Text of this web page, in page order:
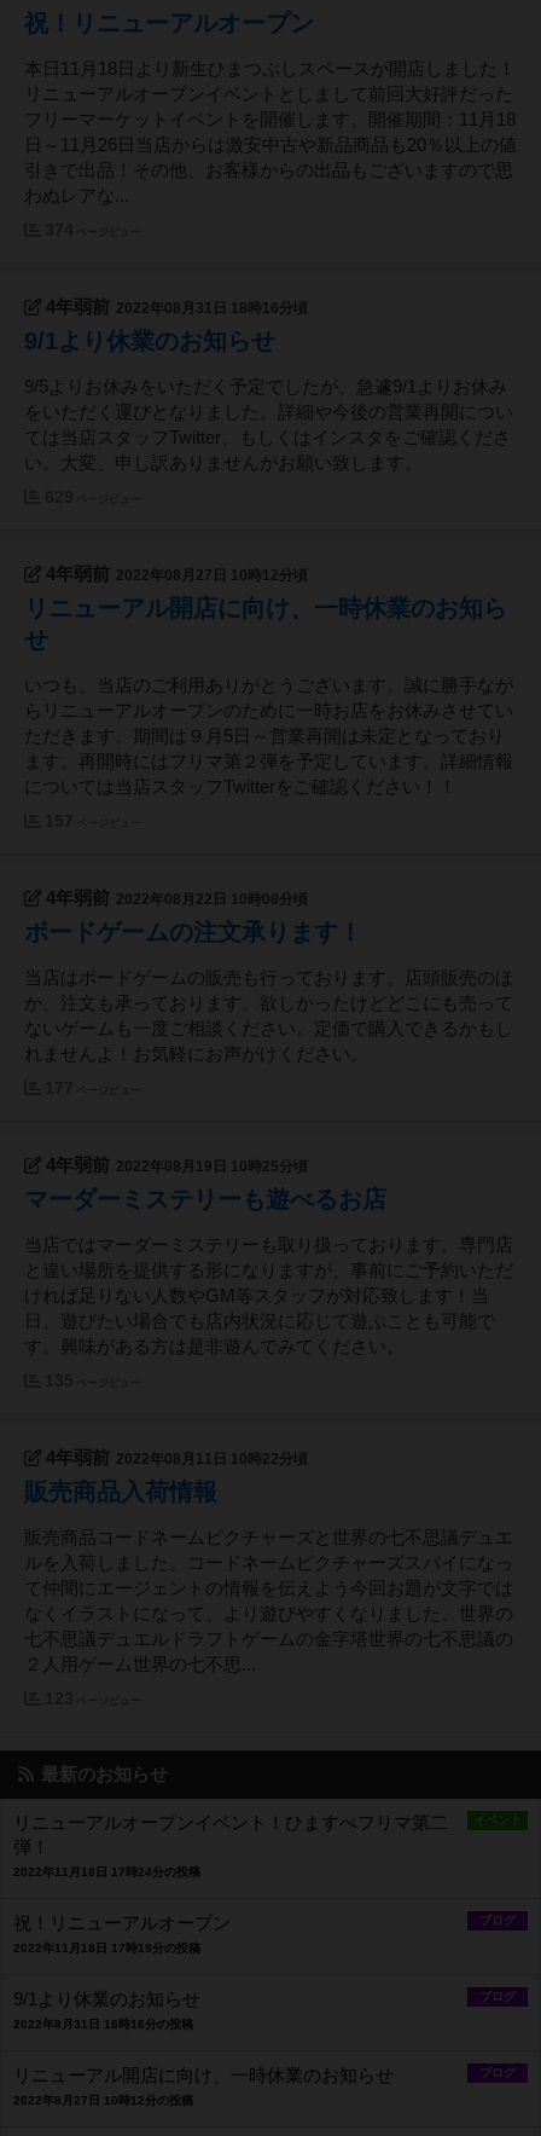
祝！リニューアルオープン
本日11月18日より新生ひまつぶしスペースが開店しました！
リニューアルオープンイベントとしまして前回大好評だった
フリーマーケットイベントを開催します。開催期間：11月18
日～11月26日当店からは激安中古や新品商品も20％以上の値
引きで出品！その他、お客様からの出品もございますので思
わぬレアな...
4年弱前 2022年08月31日 18時16分頃
9/1より休業のお知らせ
9/5よりお休みをいただく予定でしたが、急遽9/1よりお休み
をいただく運びとなりました。詳細や今後の営業再開につい
ては当店スタッフTwitter、もしくはインスタをご確認くださ
い。大変、申し訳ありませんがお願い致します。
4年弱前 2022年08月27日 10時12分頃
リニューアル開店に向け、一時休業のお知ら
せ
いつも、当店のご利用ありがとうございます。誠に勝手なが
らリニューアルオープンのために一時お店をお休みさせてい
ただきます。期間は９月5日～営業再開は未定となっており
ます。再開時にはフリマ第２弾を予定しています。詳細情報
については当店スタッフTwitterをご確認ください！！
4年弱前 2022年08月22日 10時08分頃
ボードゲームの注文承ります！
当店はボードゲームの販売も行っております。店頭販売のほ
か、注文も承っております。欲しかったけどどこにも売って
ないゲームも一度ご相談ください。定価で購入できるかもし
れませんよ！お気軽にお声がけください。
4年弱前 2022年08月19日 10時25分頃
マーダーミステリーも遊べるお店
当店ではマーダーミステリーも取り扱っております。専門店
と違い場所を提供する形になりますが、事前にご予約いただ
ければ足りない人数やGM等スタッフが対応致します！当
日、遊びたい場合でも店内状況に応じて遊ぶことも可能で
す。興味がある方は是非遊んでみてください。
4年弱前 2022年08月11日 10時22分頃
販売商品入荷情報
販売商品コードネームピクチャーズと世界の七不思議デュエ
ルを入荷しました。コードネームピクチャーズスパイになっ
て仲間にエージェントの情報を伝えよう今回お題が文字では
なくイラストになって、より遊びやすくなりました。世界の
七不思議デュエルドラフトゲームの金字塔世界の七不思議の
２人用ゲーム世界の七不思...
最新のお知らせ
イベント
リニューアルオープンイベント！ひますぺフリマ第二
弾！
2022年11月18日 17時24分の投稿
ブログ
祝！リニューアルオープン
2022年11月18日 17時19分の投稿
ブログ
9/1より休業のお知らせ
2022年8月31日 18時16分の投稿
ブログ
リニューアル開店に向け、一時休業のお知らせ
2022年8月27日 10時12分の投稿